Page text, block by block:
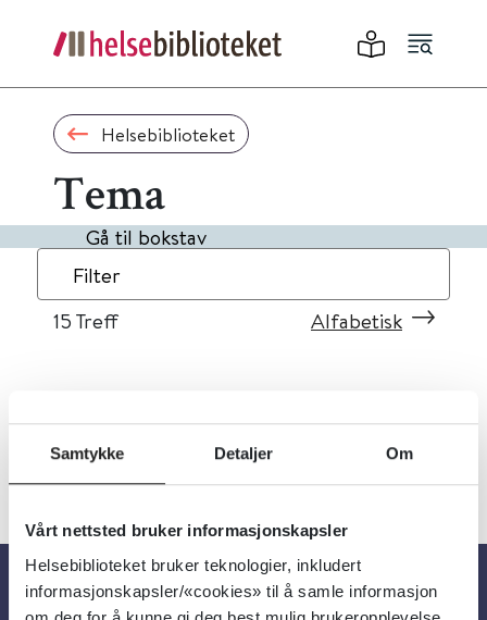
Samtykke Detaljer Om
Vårt nettsted bruker informasjonskapsler
Helsebiblioteket bruker teknologier, inkludert
informasjonskapsler/«cookies» til å samle informasjon
Helsebiblioteket
Tema
Gå til bokstav
Filter
15 Treff Alfabetisk
« 1